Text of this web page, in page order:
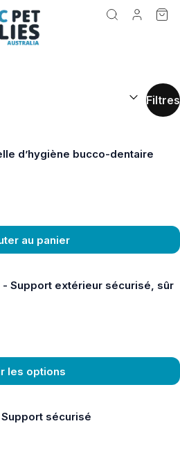
RÉSULTATS
Filtres
d’hygiène bucco-dentaire
au panier
Support extérieur sécurisé, sûr
les options
sécurisé